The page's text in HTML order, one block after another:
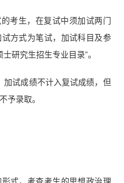
考生，在复试中须加试两门
方式为笔试，加试科目及参
研究生招生专业目录”。
试成绩不计入复试成绩，但
予录取。